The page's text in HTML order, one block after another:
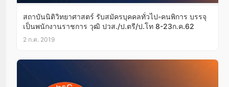
สถาบันนิติวิทยาศาสตร์ รับสมัครบุคคลทั่วไป-คนพิการ บรรจุ
เป็นพนักงานราชการ วุฒิ ปวส./ป.ตรี/ป.โท 8-23ก.ค.62
2 ก.ค. 2019